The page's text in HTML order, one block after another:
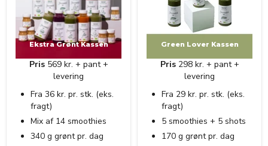
Ekstra Grønt Kassen
Pris569 kr. + pant +
levering
Fra 36 kr. pr. stk. (eks.
fragt)
Mix af 14 smoothies
340 g grønt pr. dag
Green Lover Kassen
Pris298 kr. + pant +
levering
Fra 29 kr. pr. stk. (eks.
fragt)
5 smoothies + 5 shots
170 g grønt pr. dag